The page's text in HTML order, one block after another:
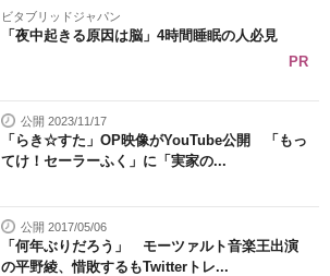
ビタブリッドジャパン
「夜中起きる原因は脳」4時間睡眠の人必見
PR
公開 2023/11/17
「らき☆すた」OP映像がYouTube公開 「もっ
てけ！セーラーふく」に「実家の...
公開 2017/05/06
「何年ぶりだろう」 モーツァルト音楽王出演
の平野綾、惜敗するもTwitterトレ...